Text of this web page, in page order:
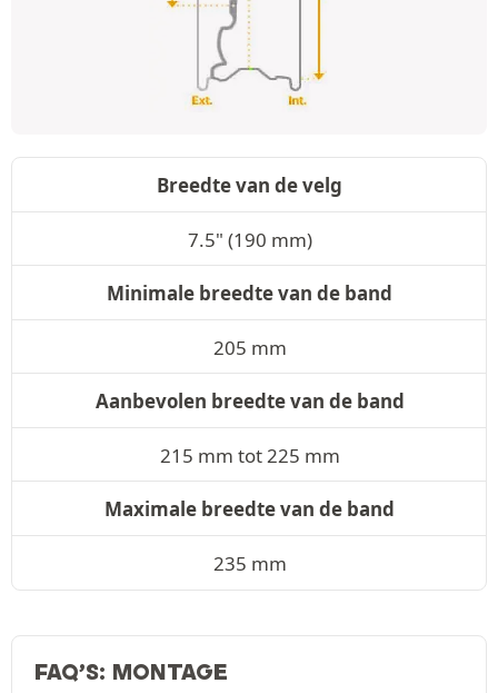
Breedte van de velg
7.5" (190 mm)
Minimale breedte van de band
205 mm
Aanbevolen breedte van de band
215 mm tot 225 mm
Maximale breedte van de band
235 mm
FAQ’S: MONTAGE